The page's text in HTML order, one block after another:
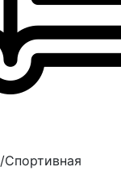
/Спортивная